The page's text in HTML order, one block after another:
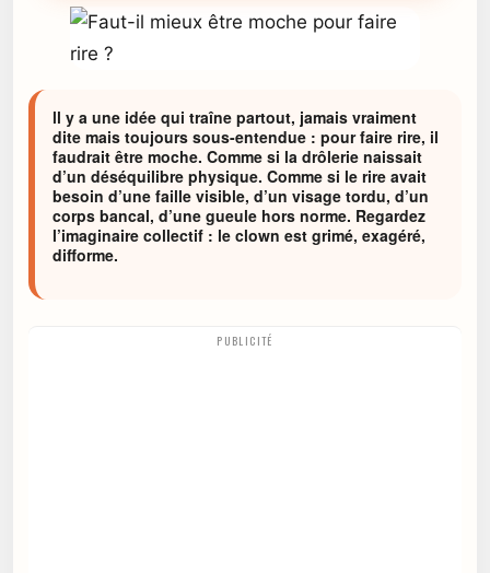
ll y a une idée qui traîne partout, jamais vraiment
dite mais toujours sous-entendue : pour faire rire, il
faudrait être moche. Comme si la drôlerie naissait
d’un déséquilibre physique. Comme si le rire avait
besoin d’une faille visible, d’un visage tordu, d’un
corps bancal, d’une gueule hors norme. Regardez
l’imaginaire collectif : le clown est grimé, exagéré,
difforme.
PUBLICITÉ